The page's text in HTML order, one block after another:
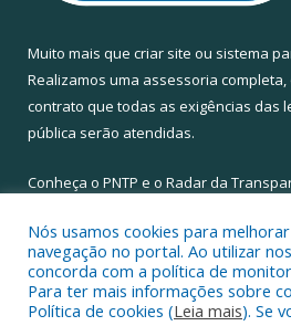
Muito mais que criar site ou sistema
Realizamos uma assessoria
contrato que todas as exigências das
pública serão atendidas.
Conheça o PNTP e o Radar da
Todos os direitos reservados a
do Pará.
Nós usamos cookies para
navegação no portal. Ao utilizar
concorda com a política de
Para ter mais informações sobre
Política de cookies (Leia mais). Se